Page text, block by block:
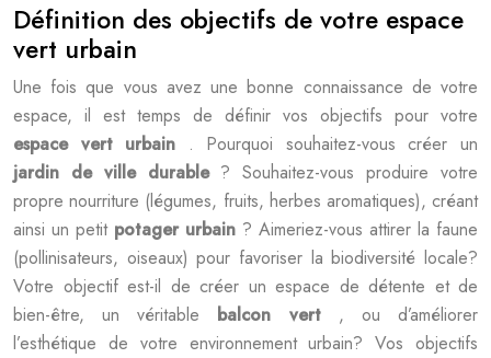
Définition des objectifs de votre espace
vert urbain
Une fois que vous avez une bonne connaissance de votre
espace, il est temps de définir vos objectifs pour votre
espace vert urbain . Pourquoi souhaitez-vous créer un
jardin de ville durable ? Souhaitez-vous produire votre
propre nourriture (légumes, fruits, herbes aromatiques), créant
ainsi un petit potager urbain ? Aimeriez-vous attirer la faune
(pollinisateurs, oiseaux) pour favoriser la biodiversité locale?
Votre objectif est-il de créer un espace de détente et de
bien-être, un véritable balcon vert , ou d’améliorer
l’esthétique de votre environnement urbain? Vos objectifs